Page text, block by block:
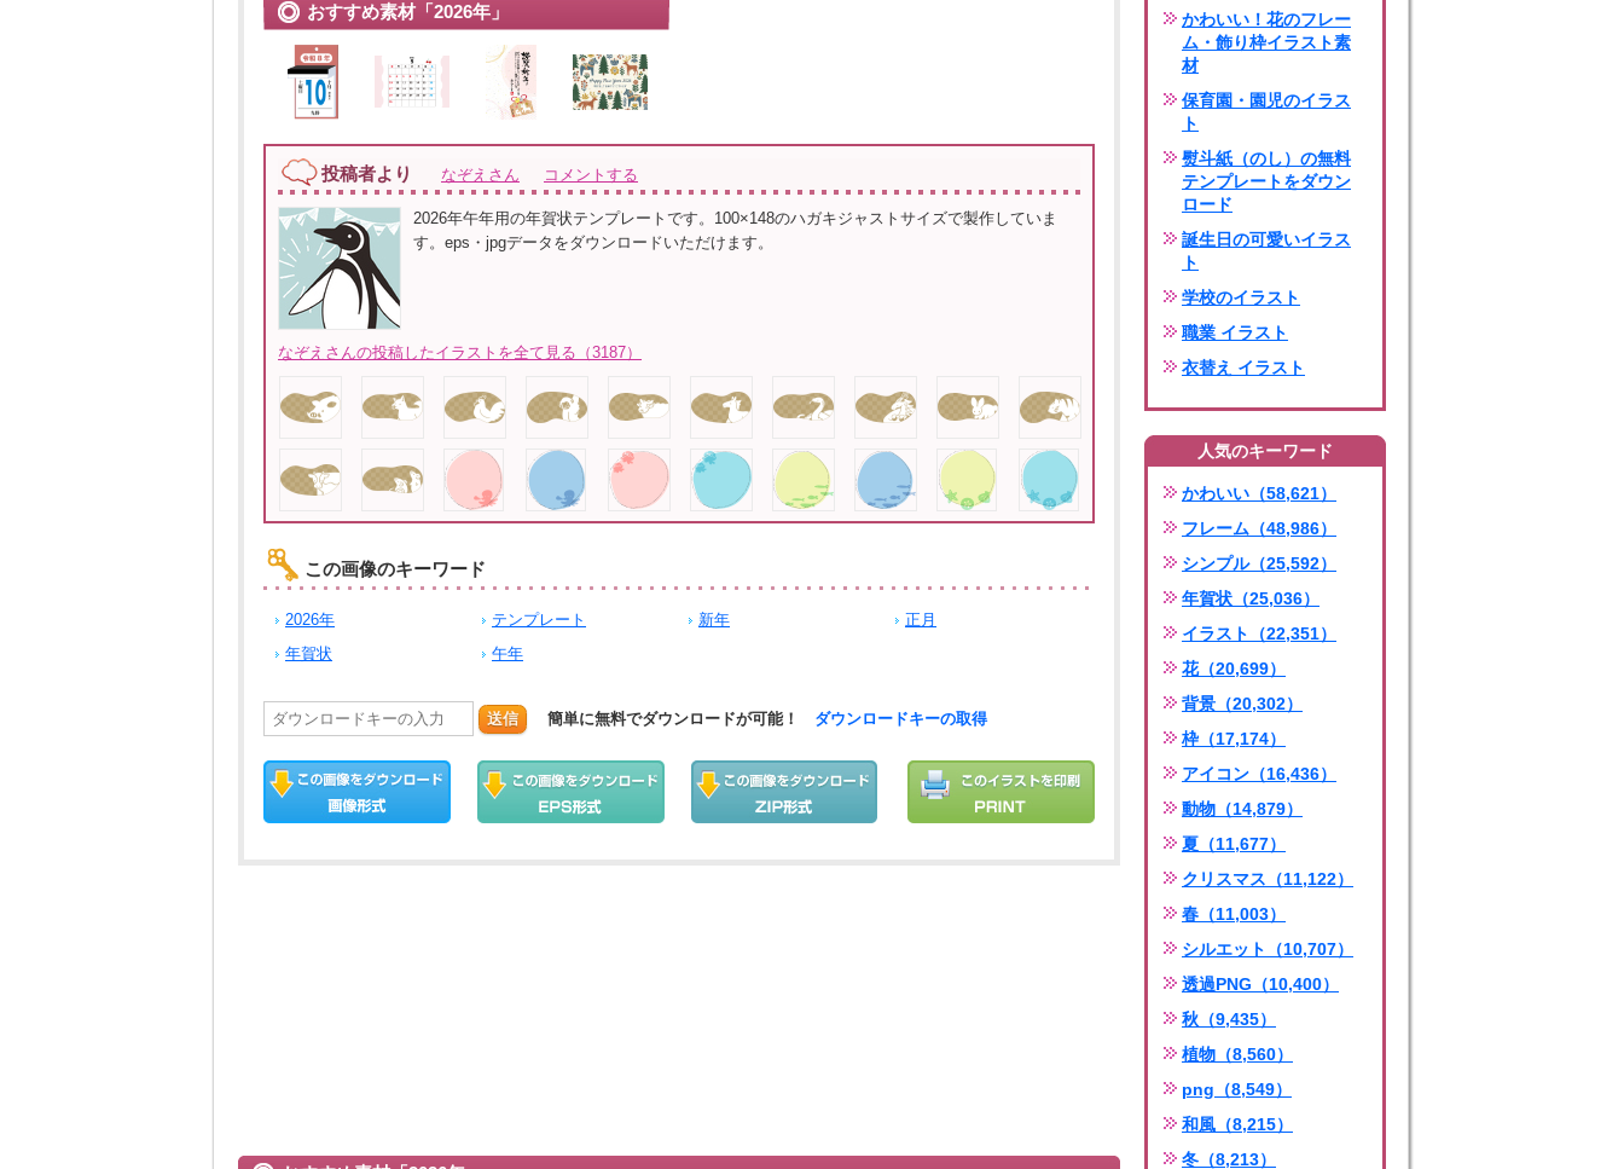
おすすめ素材「2026年」
投稿者より なぞえさん コメントする
2026年午年用の年賀状テンプレートです。100×148のハガキジャストサイズで製作していま
す。eps・jpgデータをダウンロードいただけます。
なぞえさんの投稿したイラストを全て見る（3187）
この画像のキーワード
2026年 テンプレート 新年
正月
年賀状
午年
送信 簡単に無料でダウンロードが可能！ ダウンロードキーの取得
かわいい！花のフレー
ム・飾り枠イラスト素
材
保育園・園児のイラス
ト
熨斗紙（のし）の無料
テンプレートをダウン
ロード
誕生日の可愛いイラス
ト
学校のイラスト
職業 イラスト
衣替え イラスト
人気のキーワード
かわいい（58,621）
フレーム（48,986）
シンプル（25,592）
年賀状（25,036）
イラスト（22,351）
花（20,699）
背景（20,302）
枠（17,174）
アイコン（16,436）
動物（14,879）
夏（11,677）
クリスマス（11,122）
春（11,003）
シルエット（10,707）
透過PNG（10,400）
秋（9,435）
植物（8,560）
png（8,549）
和風（8,215）
冬（8,213）